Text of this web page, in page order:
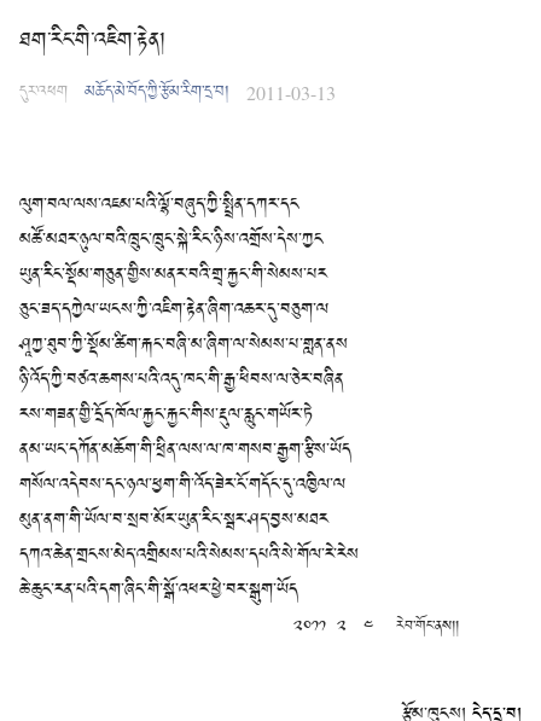
ཐག་རིང་གི་འཇིག་རྟེན།
དུར་འཕག མཆོད་མེ་བོད་ཀྱི་རྩོམ་རིག་དྲ་བ། 2011-03-13
ལུག་བལ་ལས་འཇམ་པའི་ལྷོ་བཞུད་ཀྱི་སྤྲིན་དཀར་དང
མཚོ་མཐར་ཉུལ་བའི་ཁྲུང་ཁྲུང་སྐེ་རིང་ཉིས་འགྲོས་དེས་ཀྱང
ཡུན་རིང་སྡོམ་གཅུན་གྱིས་མནར་བའི་གྲྭ་རྐྱང་གི་སེམས་པར
ཅུང་ཟད་དཀྱེལ་ཡངས་ཀྱི་འཇིག་རྟེན་ཞིག་འཆར་དུ་བཅུག་ལ
ཤཱཀྱ་ཐུབ་ཀྱི་སྡོམ་ཚིག་རྐང་བཞི་མ་ཞིག་ལ་སེམས་པ་གླན་ནས
ཉི་འོད་ཀྱི་བཙའ་ཆགས་པའི་འདུ་ཁང་གི་རྒྱ་ཕིབས་ལ་ཅེར་བཞིན
རས་གཟན་གྱི་དྲོད་ཁོལ་རྐྱང་རྐྱང་གིས་རྡུལ་རླུང་གཡོར་ཏེ
ནམ་ཡང་དཀོན་མཆོག་གི་ཕྲིན་ལས་ལ་ཁ་གསབ་རྒྱག་རྩིས་ཡོད
གསོལ་འདེབས་དང་ཉལ་ཕྱག་གི་འོད་ཟེར་ངོ་གདོང་དུ་འཁྱིལ་ལ
མུན་ནག་གི་ཡོལ་བ་སྲབ་མོར་ཡུན་རིང་སྦར་ཤད་བྱས་མཐར
དཀའ་ཆེན་གྲངས་མེད་འགྲིམས་པའི་སེམས་དཔའི་སེ་གོལ་རེ་རེས
ཆེ་ཆུང་རན་པའི་དག་ཞིང་གི་སྒོ་འཕར་ཕྱེ་བར་སྒུག་ཡོད
༢༠༡༡ ༢ ༤ རེབ་གོང་ནས།།
རྩོམ་ཁུངས། ངེད་དྲ་བ།